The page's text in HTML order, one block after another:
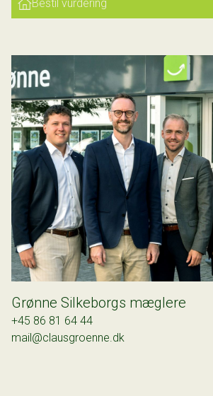
værelse, samt repos, og igen udgang til
Udenfor har du altså de optimale forhold
gode udsigt på husets to terrasser, samt
flere gode pladser i haven, hvor der er
kroge. Fra de gode udearealer har du
Julsø, Himmelbjerget samt de gamle
baghaven. Derudover er der i carporten
ladestander.
Vi fremhæver:
* Sublim udsigt over Julsø og skøn natur
* Flere skønne terrassemiljøer
* Over 200 etagemeter
Kontakt os allerede i dag for en
6444 eller på mail@clausgroenne.dk
Bestil vurdering
Grønne Silkeborgs mæglere
+45 86 81 64 44
mail@clausgroenne.dk